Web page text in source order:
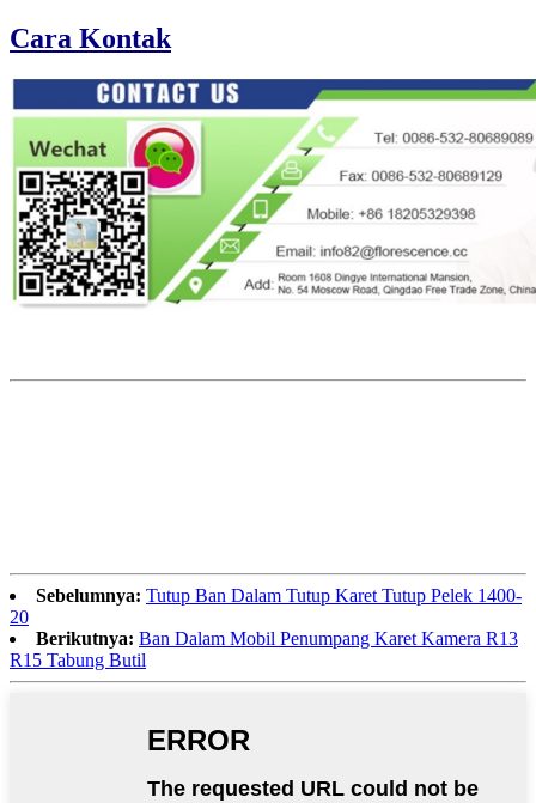
Cara Kontak
Sebelumnya: Tutup Ban Dalam Tutup Karet Tutup Pelek 1400-
20
Berikutnya: Ban Dalam Mobil Penumpang Karet Kamera R13
R15 Tabung Butil